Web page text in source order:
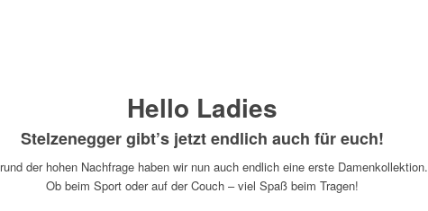
Hello Ladies
Stelzenegger gibt’s jetzt endlich auch für euch!
der hohen Nachfrage haben wir nun auch endlich eine erste Damenkollektion.
Ob beim Sport oder auf der Couch – viel Spaß beim Tragen!